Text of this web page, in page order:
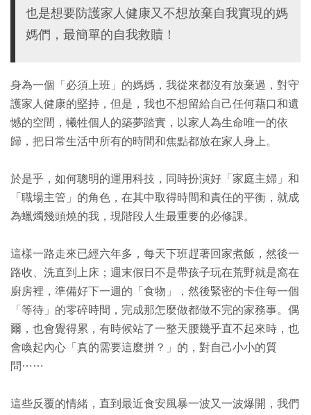
也是想要防護家人健康又不想放棄自我實現的媽
媽們，最簡單的自我救贖！
身為一個「必須上班」的媽媽，我從來都沒有放棄過，對守
護家人健康的堅持，但是，我也不想留給自己任何藉口和遺
憾的空間，犧牲個人的築夢踏實，以家人為生命唯一的依
歸，把日常生活中所有的時間和焦點都放在家人身上。
於是乎，如何聰明的運用科技，同時扮演好「家庭主婦」和
「職場主管」的角色，在其中取得時間和責任的平衡，就成
為蠟燭幾頭燒的我，現階段人生最重要的必修課。
這樣一路走來已經六年多，每天下班趕著回家煮飯，然後一
路收、洗直到上床；週末假日不是帶孩子玩在荒野就是窩在
廚房裡，準備好下一週的「食物」，然後緊密的卡住每一個
「等待」的零碎時間，完成那怎麼做都做不完的家務事。偶
爾，也會覺得累，有時候站了一整天腰幾乎直不起來時，也
會喚起內心「真的需要這麼拼？」的，對自己小小的質
問……
這些反覆的情緒，直到最近食安風暴一波又一波爆開，我們